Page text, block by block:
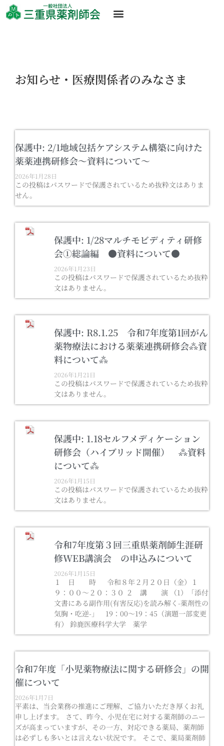
お知らせ・医療関係者のみなさま
保護中: 2/1地域包括ケアシステム構築に向けた
薬薬連携研修会～資料について～
2026年1月28日
この投稿はパスワードで保護されているため抜粋文はありま
せん。
保護中: 1/28マルチモビディティ研修
会①総論編 ●資料について●
2026年1月23日
この投稿はパスワードで保護されているため抜粋
文はありません。
保護中: R8.1.25 令和7年度第1回がん
薬物療法における薬薬連携研修会⁂資
料について⁂
2026年1月21日
この投稿はパスワードで保護されているため抜粋
文はありません。
保護中: 1.18セルフメディケーション
研修会（ハイブリッド開催） ⁂資料
について⁂
2026年1月15日
この投稿はパスワードで保護されているため抜粋
文はありません。
令和7年度第３回三重県薬剤師生涯研
修WEB講演会 の申込みについて
2026年1月15日
１ 日 時 令和８年２月２０日（金）１
９：００～２０：３０ ２ 講 演 （1）「添付
文書にある副作用(有害反応)を読み解く-薬剤性の
気胸・吃逆-」 19：00～19：45（演題一部変更
有） 鈴鹿医療科学大学 薬学
令和7年度「小児薬物療法に関する研修会」の開
催について
2026年1月7日
平素は、当会業務の推進にご理解、ご協力いただき厚くお礼
申し上げます。 さて、昨今、小児在宅に対する薬剤師のニー
ズが高まっていますが、その一方、対応できる薬局、薬剤師
は必ずしも多いとは言えない状況です。 そこで、薬局薬剤師